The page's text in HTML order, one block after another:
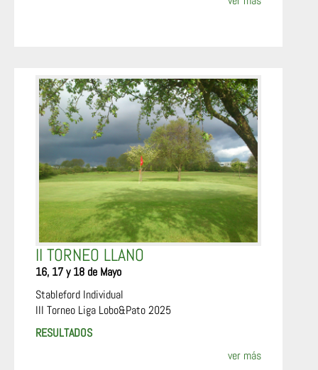
II TORNEO LLANO
16, 17 y 18 de Mayo
Stableford Individual
III Torneo Liga Lobo&Pato 2025
RESULTADOS
ver más